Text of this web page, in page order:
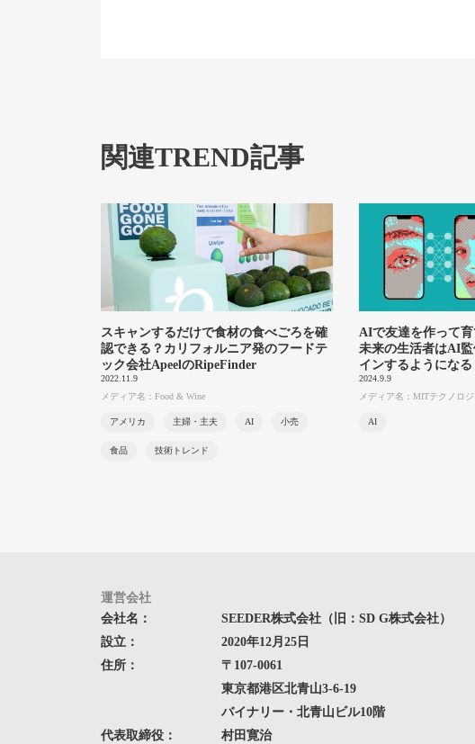
関連TREND記事
スキャンするだけで食材の食べごろを確
認できる？カリフォルニア発のフードテ
ック会社ApeelのRipeFinder
2022.11.9
メディア名：Food & Wine
アメリカ 主婦・主夫 AI 小売
食品 技術トレンド
AIで友達を作って
未来の生活者はAI
インするようになる
2024.9.9
メディア名：MITテクノロ
AI
運営会社
会社名：
SEEDER株式会社（旧：SD G株式会社）
設立：
2020年12月25日
住所：
〒107-0061
東京都港区北青山3-6-19
バイナリー・北青山ビル10階
代表取締役：
村田寛治